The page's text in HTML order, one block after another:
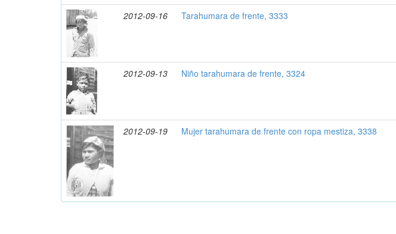
2012-09-16 Tarahumara de frente, 3333
2012-09-13 Niño tarahumara de frente, 3324
2012-09-19 Mujer tarahumara de frente con ropa mestiza, 3338